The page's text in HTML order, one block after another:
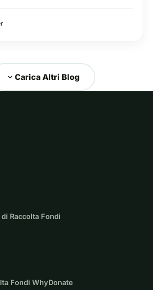
personalmente is a parte
loro tempo utilizzando il
expand_more Carica Altri Blog
Raccolta Fondi
Fondi WhyDonate